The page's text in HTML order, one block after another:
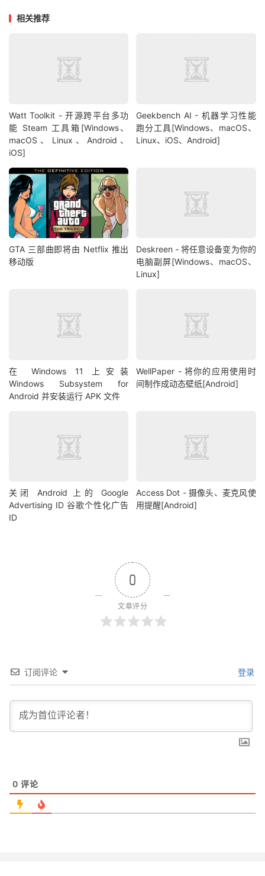
相关推荐
Watt Toolkit - 开源跨平台多功
能 Steam 工具箱[Windows、
macOS、Linux、Android、
iOS]
Geekbench AI - 机器学习性能
跑分工具[Windows、macOS、
Linux、iOS、Android]
GTA 三部曲即将由 Netflix 推出
移动版
Deskreen - 将任意设备变为你的
电脑副屏[Windows、macOS、
Linux]
在 Windows 11 上安装
Windows Subsystem for
Android 并安装运行 APK 文件
WellPaper - 将你的应用使用时
间制作成动态壁纸[Android]
关闭 Android 上的 Google
Advertising ID 谷歌个性化广告
ID
Access Dot - 摄像头、麦克风使
用提醒[Android]
0
文章评分
订阅评论 登录
0 评论